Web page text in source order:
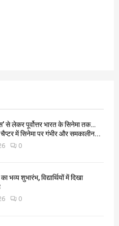
से लेकर पूर्वोत्तर भारत के सिनेमा तक…
में सिनेमा पर गंभीर और समकालीन...
0
भव्य शुभारंभ, विद्यार्थियों में दिखा
0